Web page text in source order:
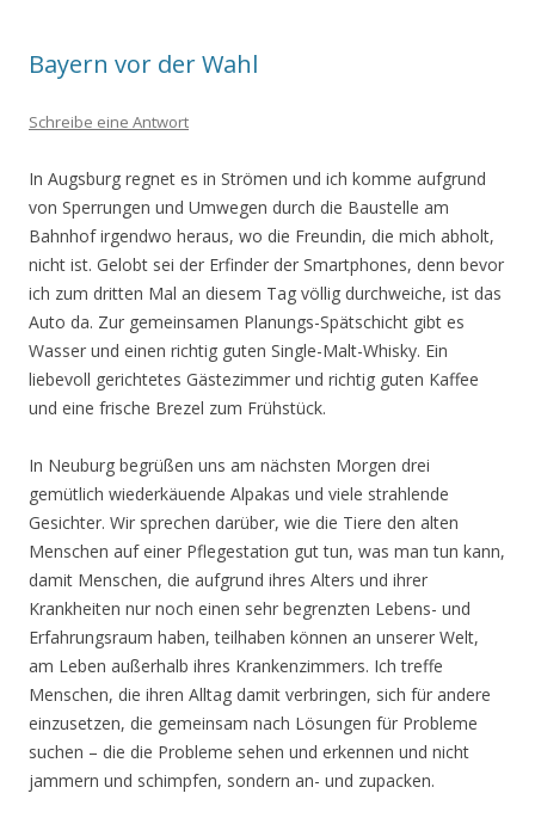
Bayern vor der Wahl
Schreibe eine Antwort
In Augsburg regnet es in Strömen und ich komme aufgrund
von Sperrungen und Umwegen durch die Baustelle am
Bahnhof irgendwo heraus, wo die Freundin, die mich abholt,
nicht ist. Gelobt sei der Erfinder der Smartphones, denn bevor
ich zum dritten Mal an diesem Tag völlig durchweiche, ist das
Auto da. Zur gemeinsamen Planungs-Spätschicht gibt es
Wasser und einen richtig guten Single-Malt-Whisky. Ein
liebevoll gerichtetes Gästezimmer und richtig guten Kaffee
und eine frische Brezel zum Frühstück.
In Neuburg begrüßen uns am nächsten Morgen drei
gemütlich wiederkäuende Alpakas und viele strahlende
Gesichter. Wir sprechen darüber, wie die Tiere den alten
Menschen auf einer Pflegestation gut tun, was man tun kann,
damit Menschen, die aufgrund ihres Alters und ihrer
Krankheiten nur noch einen sehr begrenzten Lebens- und
Erfahrungsraum haben, teilhaben können an unserer Welt,
am Leben außerhalb ihres Krankenzimmers. Ich treffe
Menschen, die ihren Alltag damit verbringen, sich für andere
einzusetzen, die gemeinsam nach Lösungen für Probleme
suchen – die die Probleme sehen und erkennen und nicht
jammern und schimpfen, sondern an- und zupacken.